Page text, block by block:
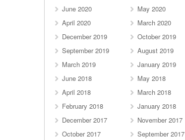
June 2020
May 2020
April 2020
March 2020
December 2019
October 2019
September 2019
August 2019
March 2019
January 2019
June 2018
May 2018
April 2018
March 2018
February 2018
January 2018
December 2017
November 2017
October 2017
September 2017